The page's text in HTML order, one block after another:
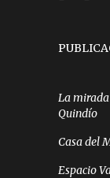
La mirada
Quindío
Casa del
Espacio